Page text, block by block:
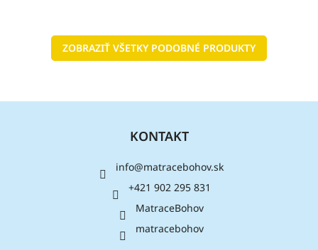
ZOBRAZIŤ VŠETKY PODOBNÉ PRODUKTY
Z
KONTAKT
info@matracebohov.sk
+421 902 295 831
MatraceBohov
matracebohov